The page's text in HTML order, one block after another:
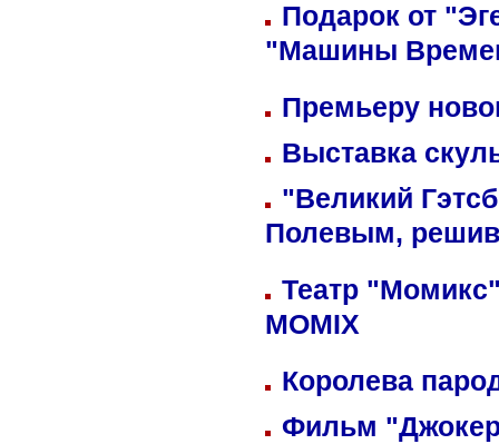
Подарок от
"Машины
Премьеру
Выставка
"Великий
Полевым,
Театр
MOMIX
Королева
Фильм